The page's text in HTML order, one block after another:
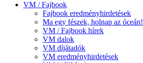
VM / Fajbook
Fajbook eredményhirdetések
Ma egy fészek, holnap az óceán!
VM / Fajbook hírek
VM dalok
VM díjátadók
VM eredményhirdetések